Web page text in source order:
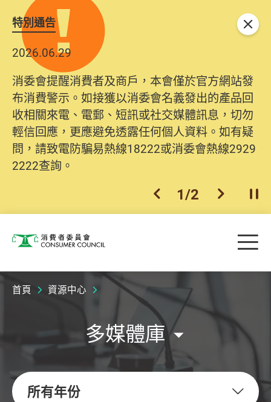
特別通告
2026.06.29
消委會提醒消費者及商戶，本會僅於官方網站發
布消費警示。如接獲以消委會名義發出的產品回
收相關來電、電郵、短訊或社交媒體訊息，切勿
輕信回應，更應避免透露任何個人資料。如有疑
問，請致電防騙易熱線18222或消委會熱線2929
2222查詢。
2025.10.31
為提升使用者體驗及網絡安全，本會的投訴處理
系統已經進行升級及推出新功能。由2025年11月
10日起，消費者需要提供基本聯絡資料（包括姓
名、電郵及電話）註冊帳戶，才可提交投訴、查
詢及建議。所有提交紀錄將清晰整合於帳戶中，
方便日後作出跟進。
上一個
2/2 下一個開
關閉
消費者委員會 目
首頁 資源中心
多媒體庫
所有年份